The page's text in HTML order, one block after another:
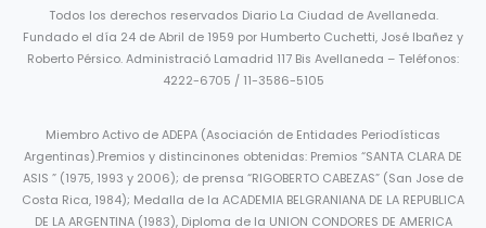
Todos los derechos reservados Diario La Ciudad de Avellaneda.
Fundado el día 24 de Abril de 1959 por Humberto Cuchetti, José Ibañez y
Roberto Pérsico. Administració Lamadrid 117 Bis Avellaneda – Teléfonos:
4222-6705 / 11-3586-5105
Miembro Activo de ADEPA (Asociación de Entidades Periodísticas
Argentinas).Premios y distincinones obtenidas: Premios “SANTA CLARA DE
ASIS ” (1975, 1993 y 2006); de prensa “RIGOBERTO CABEZAS” (San Jose de
Costa Rica, 1984); Medalla de la ACADEMIA BELGRANIANA DE LA REPUBLICA
DE LA ARGENTINA (1983), Diploma de la UNION CONDORES DE AMERICA